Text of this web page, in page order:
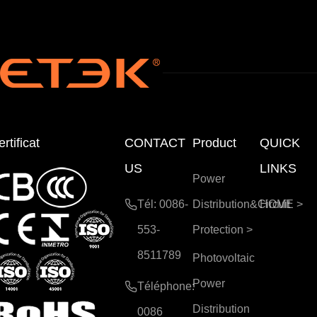
CONTACT
US
Tél: 0086-
553-
8511789
Téléphone:
0086
Product
Power
Distribution&Circuit
Protection >
Photovoltaic
Power
Distribution
QUICK
LINKS
HOME >